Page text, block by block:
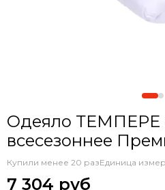
Одеяло ТЕМПЕРЕ
всесезоннее
Купили менее 20 разЕдиница
7 304 руб